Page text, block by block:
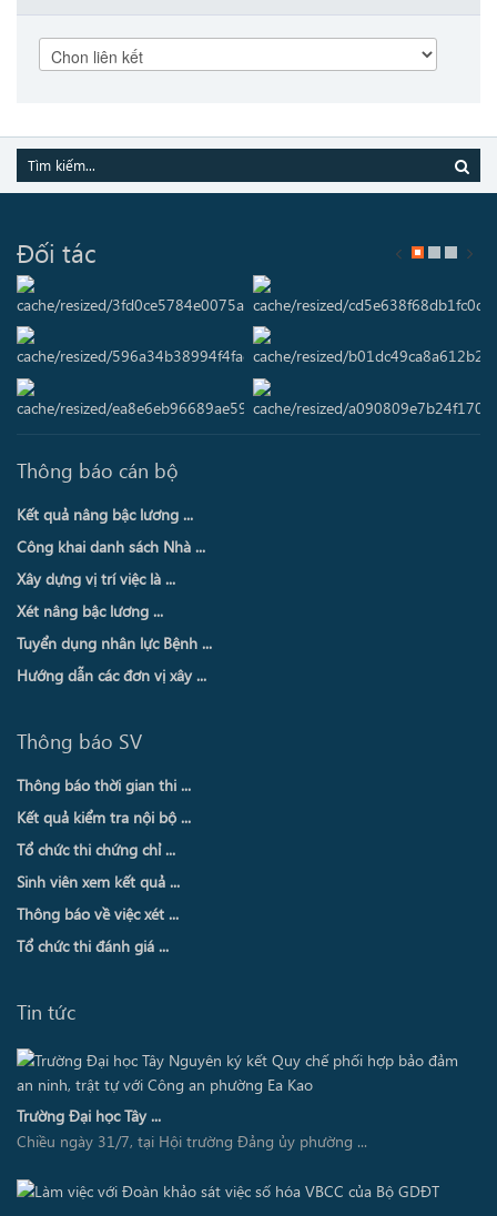
Đối tác
Thông báo cán bộ
Kết quả nâng bậc lương ...
Công khai danh sách Nhà ...
Xây dựng vị trí việc là ...
Xét nâng bậc lương ...
Tuyển dụng nhân lực Bệnh ...
Hướng dẫn các đơn vị xây ...
Thông báo SV
Thông báo thời gian thi ...
Kết quả kiểm tra nội bộ ...
Tổ chức thi chứng chỉ ...
Sinh viên xem kết quả ...
Thông báo về việc xét ...
Tổ chức thi đánh giá ...
Tin tức
Trường Đại học Tây ...
Chiều ngày 31/7, tại Hội trường Đảng ủy phường ...